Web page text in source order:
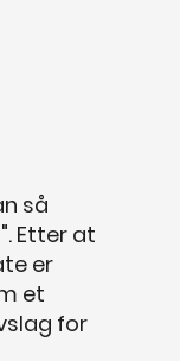
så
Etter at
er
et
for